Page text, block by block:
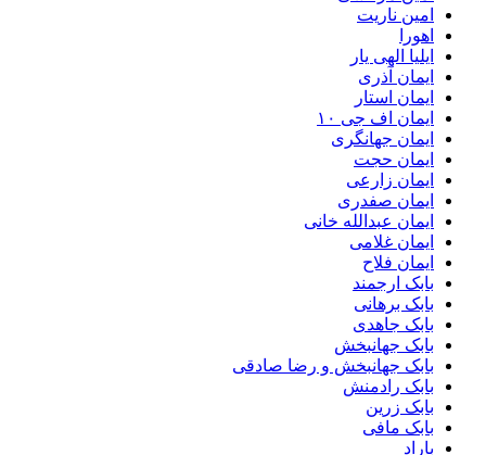
امین ناریت
اهورا
ایلیا الهی یار
ایمان آذری
ایمان استار
ایمان اف جی ۱۰
ایمان جهانگری
ایمان حجت
ایمان زارعی
ایمان صفدری
ایمان عبدالله خانی
ایمان غلامی
ایمان فلاح
بابک ارجمند
بابک برهانی
بابک جاهدی
بابک جهانبخش
بابک جهانبخش و رضا صادقی
بابک رادمنش
بابک زرین
بابک مافی
باراد